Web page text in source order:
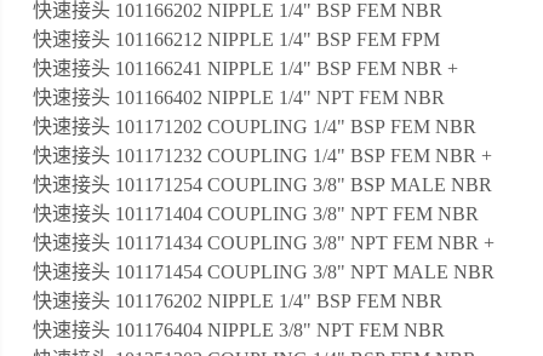
快速接头 101166202 NIPPLE 1/4" BSP FEM NBR
快速接头 101166212 NIPPLE 1/4" BSP FEM FPM
快速接头 101166241 NIPPLE 1/4" BSP FEM NBR +
快速接头 101166402 NIPPLE 1/4" NPT FEM NBR
快速接头 101171202 COUPLING 1/4" BSP FEM NBR
快速接头 101171232 COUPLING 1/4" BSP FEM NBR +
快速接头 101171254 COUPLING 3/8" BSP MALE NBR
快速接头 101171404 COUPLING 3/8" NPT FEM NBR
快速接头 101171434 COUPLING 3/8" NPT FEM NBR +
快速接头 101171454 COUPLING 3/8" NPT MALE NBR
快速接头 101176202 NIPPLE 1/4" BSP FEM NBR
快速接头 101176404 NIPPLE 3/8" NPT FEM NBR